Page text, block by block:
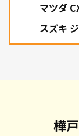
マツダ
スズキ
樺